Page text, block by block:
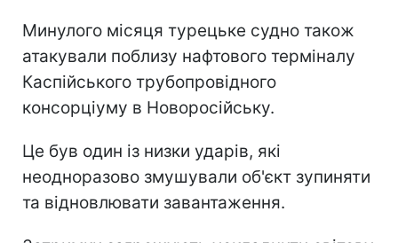
Минулого місяця турецьке судно також
атакували поблизу нафтового терміналу
Каспійського трубопровідного
консорціуму в Новоросійську.
Це був один із низки ударів, які
неодноразово змушували об'єкт зупиняти
та відновлювати завантаження.